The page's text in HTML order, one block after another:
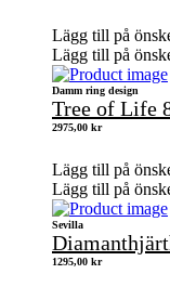
Lägg till på
Lägg till på
Damm ring design
Tree of Life
2975,00 kr
Lägg till på
Lägg till på
Sevilla
1295,00 kr